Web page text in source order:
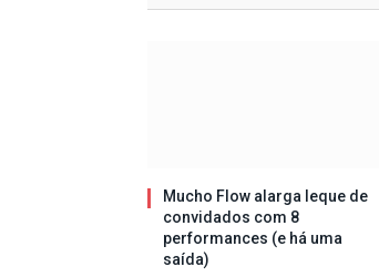
Mucho Flow alarga leque de
convidados com 8
performances (e há uma
saída)